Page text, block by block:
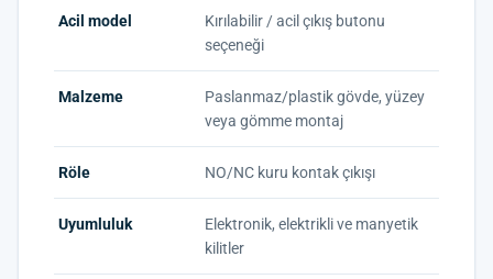
Acil model
Kırılabilir / acil çıkış butonu
seçeneği
Malzeme
Paslanmaz/plastik gövde, yüzey
veya gömme montaj
Röle NO/NC kuru kontak çıkışı
Uyumluluk
Elektronik, elektrikli ve manyetik
kilitler